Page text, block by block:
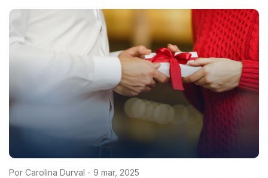
Por Carolina Durval - 9 mar, 2025